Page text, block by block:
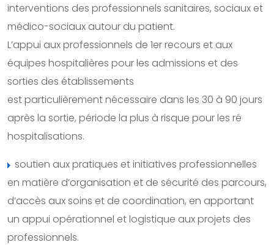
interventions des professionnels sanitaires, sociaux et
médico-sociaux autour du patient.
L’appui aux professionnels de 1er recours et aux
équipes hospitalières pour les admissions et des
sorties des établissements
est particulièrement nécessaire dans les 30 à 90 jours
après la sortie, période la plus à risque pour les ré
hospitalisations.
soutien aux pratiques et initiatives professionnelles
en matière d’organisation et de sécurité des parcours,
d’accès aux soins et de coordination, en apportant
un appui opérationnel et logistique aux projets des
professionnels.